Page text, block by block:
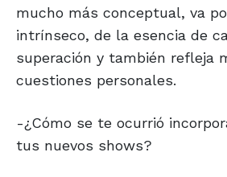
mucho más conceptual, va
intrínseco, de la esencia de
superación y también refleja
cuestiones personales.
-¿Cómo se te ocurrió
tus nuevos shows?